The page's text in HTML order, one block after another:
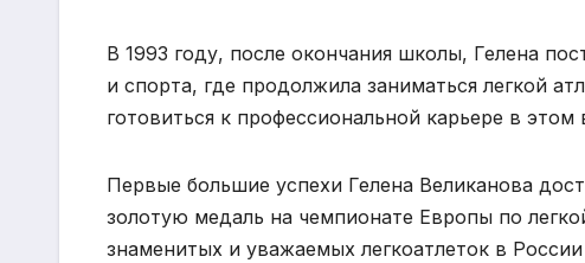
В 1993 году, после окончания школы, Гелена
и спорта, где продолжила заниматься легкой
готовиться к профессиональной карьере в этом
Первые большие успехи Гелена Великанова
золотую медаль на чемпионате Европы по
знаменитых и уважаемых легкоатлеток в